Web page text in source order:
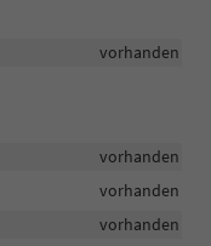
vorhanden
vorhanden
vorhanden
vorhanden